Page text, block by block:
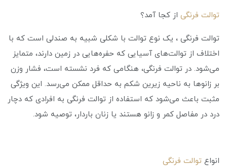
توالت فرنگی از کجا آمد؟
توالت فرنگی ، یک نوع توالت با شکلی شبیه به صندلی است که با
اختلاف از توالت‌های آسیایی که حفره‌هایی در زمین دارند، متمایز
می‌شود. در توالت فرنگی، هنگامی که فرد نشسته است، فشار وزن
بر زانوها به ناحیه زیرین شکم به حداقل ممکن می‌رسد. این ویژگی
مثبت باعث می‌شود که استفاده از توالت فرنگی به افرادی که دچار
درد در مفاصل کمر و زانو هستند یا زنان باردار، توصیه شود.
انواع توالت فرنگی